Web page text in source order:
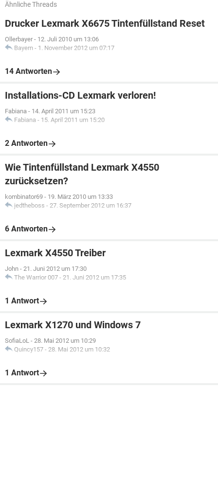
Ähnliche Threads
Drucker Lexmark X6675 Tintenfüllstand Reset
Ollerbayer - 12. Juli 2010 um 13:06
Bayern - 1. November 2012 um 07:17
14 Antworten
Installations-CD Lexmark verloren!
Fabiana - 14. April 2011 um 15:23
Fabiana - 15. April 2011 um 15:20
2 Antworten
Wie Tintenfüllstand Lexmark X4550
zurücksetzen?
kombinator69 - 19. März 2010 um 13:33
jedtheboss - 27. September 2012 um 16:37
6 Antworten
Lexmark X4550 Treiber
John - 21. Juni 2012 um 17:30
The Warrior 007 - 21. Juni 2012 um 17:35
1 Antwort
Lexmark X1270 und Windows 7
SofiaLoL - 28. Mai 2012 um 10:29
Quincy157 - 28. Mai 2012 um 10:32
1 Antwort